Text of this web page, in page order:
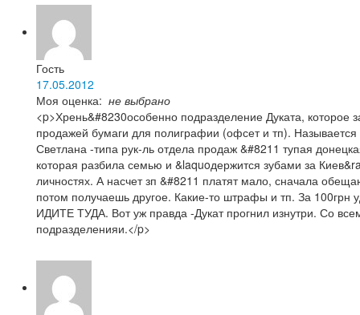
Гость
17.05.2012
Моя оценка: не выбрано
<p>Хрень&#8230особенно подразделение Дуката, которое
продажей бумаги для полиграфии (офсет и тп).
Светлана -типа рук-ль отдела продаж &#8211 тупая
которая разбила семью и &laquoдержится зубами за
личностях. А насчет зп &#8211 платят мало, сначала
потом получаешь другое. Какие-то штрафы и тп. За 100грн
ИДИТЕ ТУДА. Вот уж правда -Дукат прогнил изнутри. Со
подразделенияи.</p>